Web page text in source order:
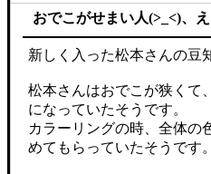
おでこがせまい人(>_<)、
新しく入った松本さんの豆
松本さんはおでこが狭くて
になっていたそうです。
カラーリングの時、全体の
めてもらっていたそうです